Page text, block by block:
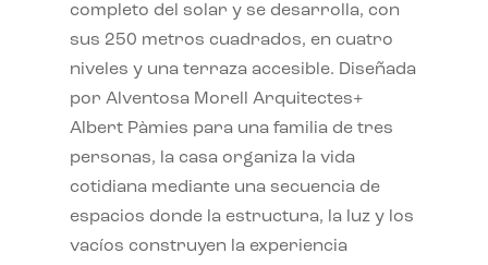
completo del solar y se desarrolla, con
sus 250 metros cuadrados, en cuatro
niveles y una terraza accesible. Diseñada
por Alventosa Morell Arquitectes+
Albert Pàmies para una familia de tres
personas, la casa organiza la vida
cotidiana mediante una secuencia de
espacios donde la estructura, la luz y los
vacíos construyen la experiencia